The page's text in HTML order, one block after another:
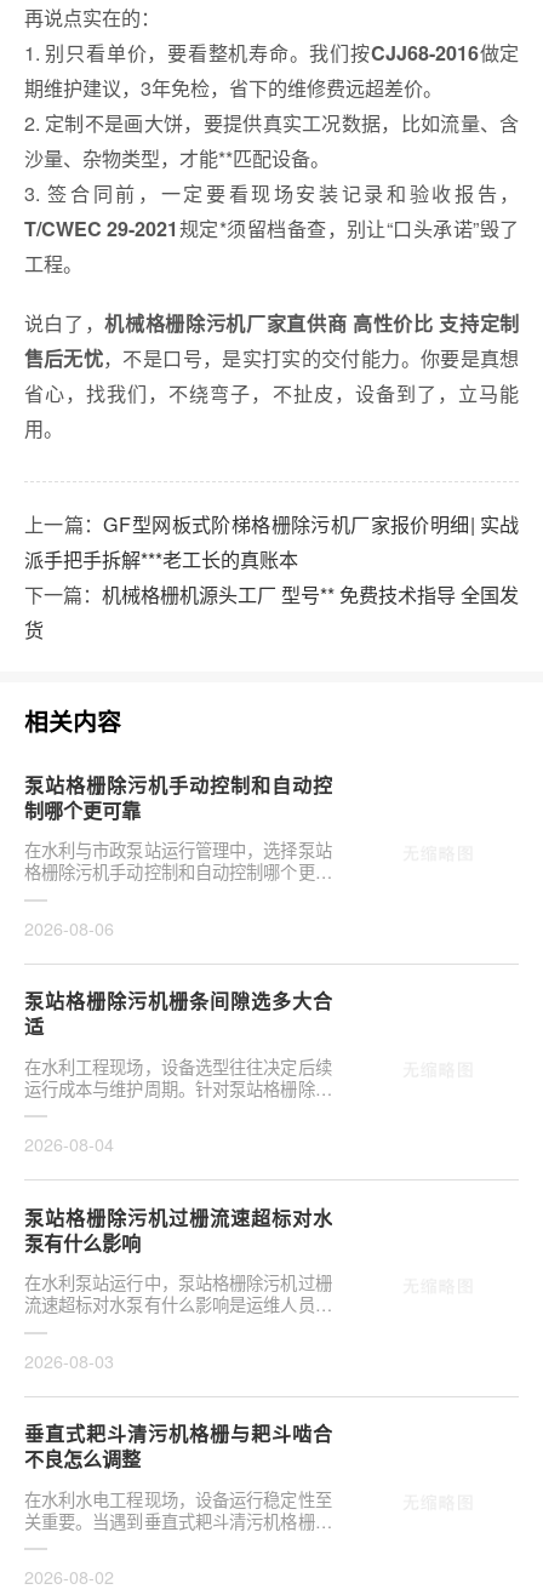
再说点实在的：
1. 别只看单价，要看整机寿命。我们按CJJ68-2016做定
期维护建议，3年免检，省下的维修费远超差价。
2. 定制不是画大饼，要提供真实工况数据，比如流量、含
沙量、杂物类型，才能**匹配设备。
3. 签合同前，一定要看现场安装记录和验收报告，
T/CWEC 29-2021规定*须留档备查，别让“口头承诺”毁了
工程。
说白了，机械格栅除污机厂家直供商 高性价比 支持定制
售后无忧，不是口号，是实打实的交付能力。你要是真想
省心，找我们，不绕弯子，不扯皮，设备到了，立马能
用。
上一篇：GF型网板式阶梯格栅除污机厂家报价明细| 实战
派手把手拆解***老工长的真账本
下一篇： 机械格栅机源头工厂 型号** 免费技术指导 全国发
货
相关内容
泵站格栅除污机手动控制和自动控
制哪个更可靠
在水利与市政泵站运行管理中，选择泵站
格栅除污机手动控制和自动控制哪个更可
靠，往往是项目决策的关键环节。这并非
2026-08-06
泵站格栅除污机栅条间隙选多大合
适
在水利工程现场，设备选型往往决定后续
运行成本与维护周期。针对泵站格栅除污
机栅条间隙选多大合适，需结合具体工况
2026-08-04
泵站格栅除污机过栅流速超标对水
泵有什么影响
在水利泵站运行中，泵站格栅除污机过栅
流速超标对水泵有什么影响是运维人员关
注的核心议题。当水流通过格栅的速度超
2026-08-03
垂直式耙斗清污机格栅与耙斗啮合
不良怎么调整
在水利水电工程现场，设备运行稳定性至
关重要。当遇到垂直式耙斗清污机格栅与
耙斗啮合不良怎么调整这类问题时，往往
2026-08-02